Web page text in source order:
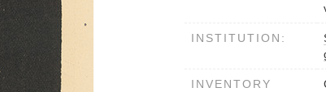
INSTITUTION:
INVENTORY